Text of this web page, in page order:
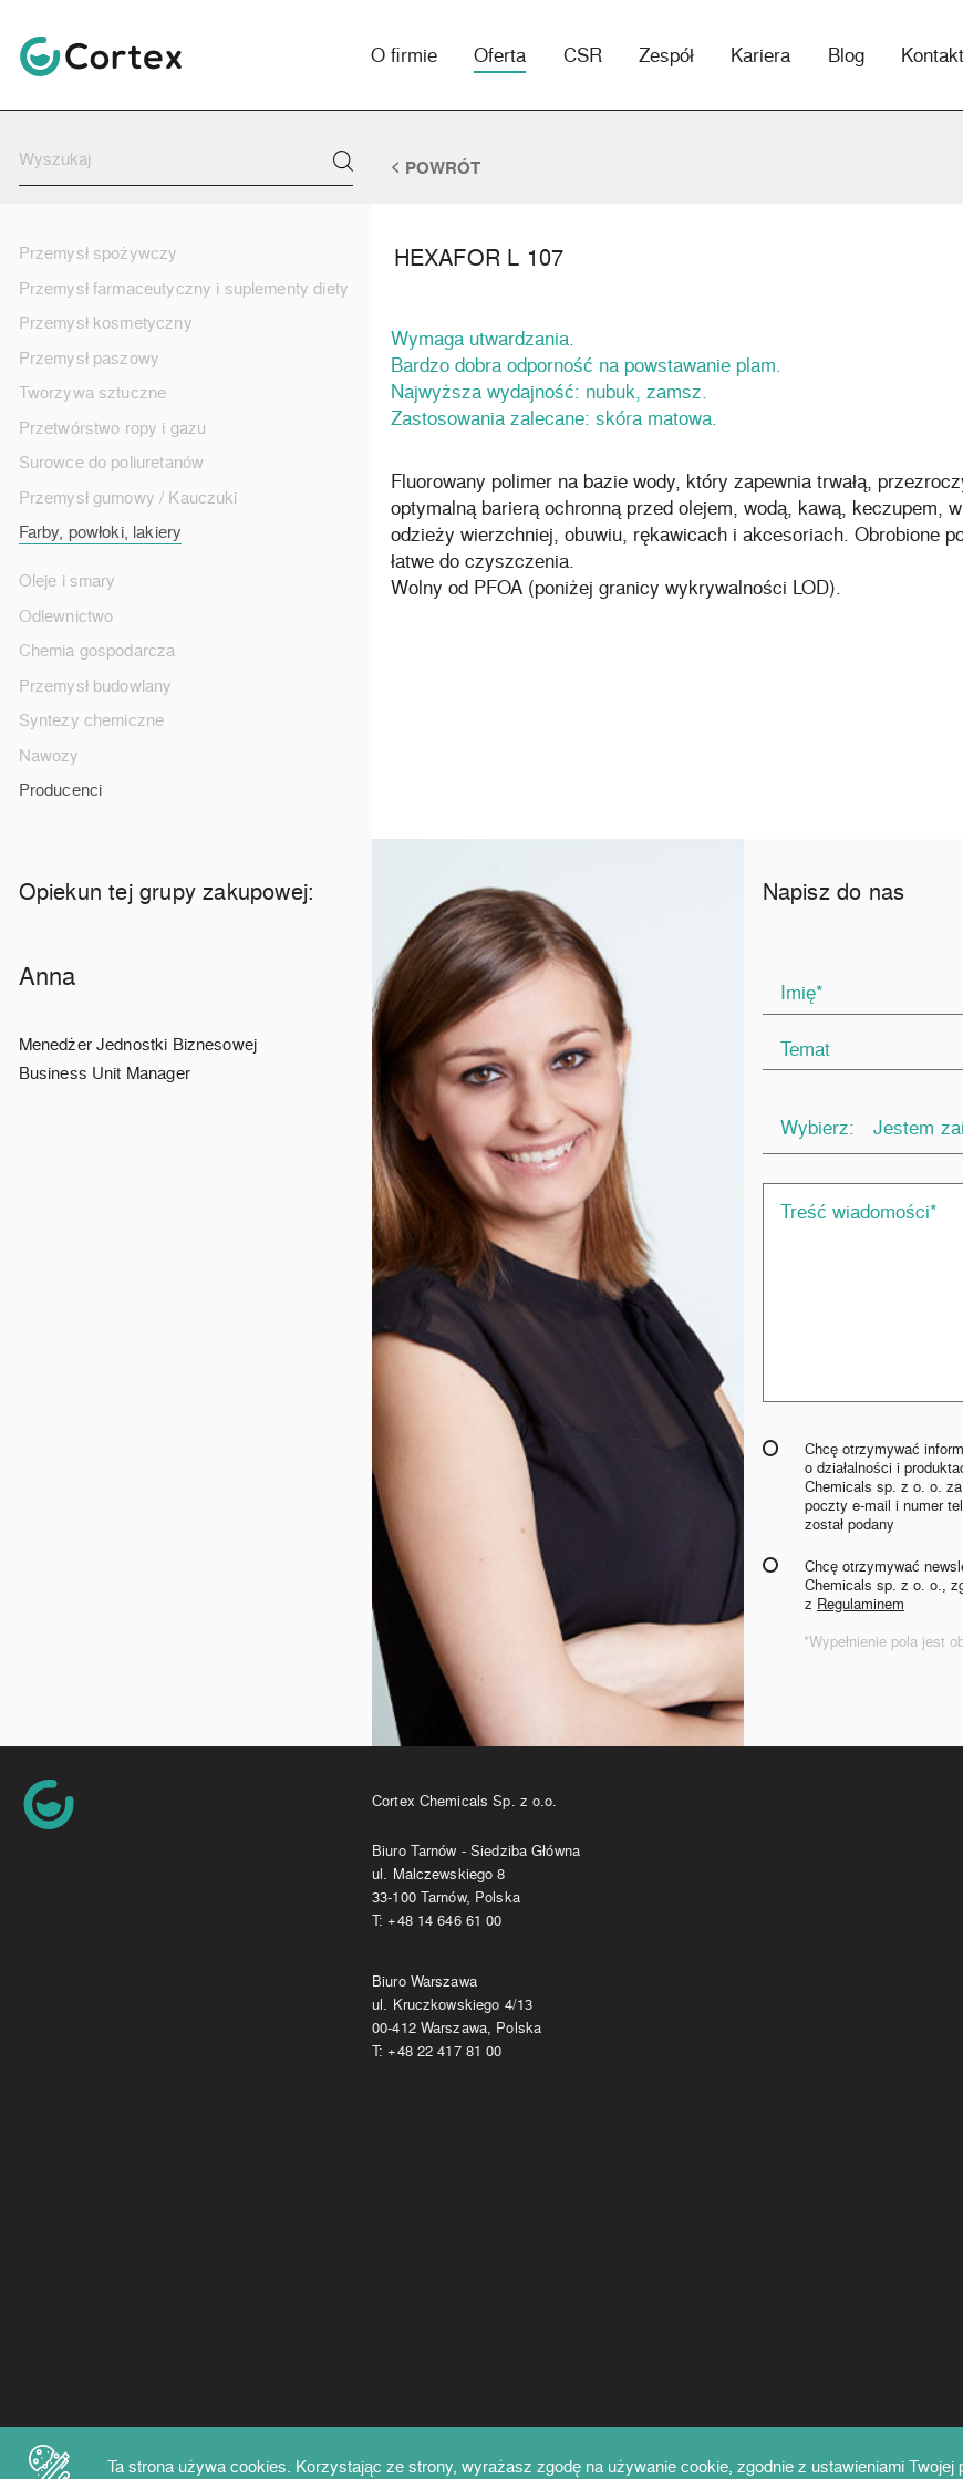
O firmie Oferta CSR Zespół Kariera Blog Kontakt
POWRÓT
Przemysł spożywczy
Przemysł farmaceutyczny i suplementy diety
Przemysł kosmetyczny
Przemysł paszowy
Tworzywa sztuczne
Przetwórstwo ropy i gazu
Surowce do poliuretanów
Przemysł gumowy / Kauczuki
Farby, powłoki, lakiery
Oleje i smary
Odlewnictwo
Chemia gospodarcza
Przemysł budowlany
Syntezy chemiczne
Nawozy
Producenci
HEXAFOR L 107
Wymaga utwardzania.
Bardzo dobra odporność na powstawanie plam.
Najwyższa wydajność: nubuk, zamsz.
Zastosowania zalecane: skóra matowa.
Fluorowany polimer na bazie wody, który zapewnia trwałą,
optymalną barierą ochronną przed olejem, wodą, kawą, keczupem,
odzieży wierzchniej, obuwiu, rękawicach i akcesoriach. Obrobione
łatwe do czyszczenia.
Wolny od PFOA (poniżej granicy wykrywalności LOD).
Opiekun tej grupy zakupowej:
Anna
Menedżer Jednostki Biznesowej
Business Unit Manager
Napisz do nas
Wybierz: Jestem
Chcę otrzymywać
o działalności i
Chemicals sp. z o. o.
poczty e-mail i numer
został podany
Chcę otrzymywać
Chemicals sp. z o. o.,
z Regulaminem
*Wypełnienie pola jest
Cortex Chemicals Sp. z o.o.
Biuro Tarnów - Siedziba Główna
ul. Malczewskiego 8
33-100 Tarnów, Polska
T:+48 14 646 61 00
Biuro Warszawa
ul. Kruczkowskiego 4/13
00-412 Warszawa, Polska
T:+48 22 417 81 00
Ta strona używa cookies. Korzystając ze strony, wyrażasz zgodę na używanie cookie, zgodnie z ustawieniami Twojej